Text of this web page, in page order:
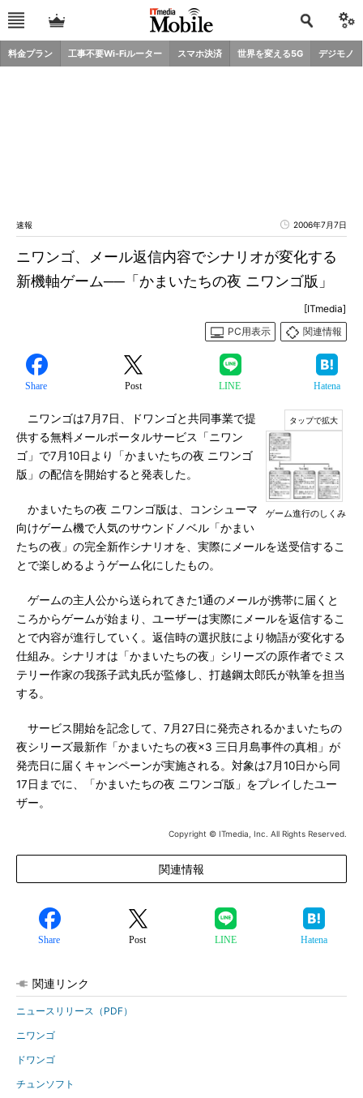
料金プラン 工事不要Wi-Fiルーター スマホ決済 世界を変える5G デジモノ
速報 2006年7月7日
ニワンゴ、メール返信内容でシナリオが変化する
新機軸ゲーム──「かまいたちの夜 ニワンゴ版」
[ITmedia]
PC用表示
関連情報
Share Post LINE Hatena
ゲーム進行のしくみ
ニワンゴは7月7日、ドワンゴと共同事業で提
供する無料メールポータルサービス「ニワン
ゴ」で7月10日より「かまいたちの夜 ニワンゴ
版」の配信を開始すると発表した。
かまいたちの夜 ニワンゴ版は、コンシューマ
向けゲーム機で人気のサウンドノベル「かまい
たちの夜」の完全新作シナリオを、実際にメールを送受信するこ
とで楽しめるようゲーム化にしたもの。
ゲームの主人公から送られてきた1通のメールが携帯に届くと
ころからゲームが始まり、ユーザーは実際にメールを返信するこ
とで内容が進行していく。返信時の選択肢により物語が変化する
仕組み。シナリオは「かまいたちの夜」シリーズの原作者でミス
テリー作家の我孫子武丸氏が監修し、打越鋼太郎氏が執筆を担当
する。
サービス開始を記念して、7月27日に発売されるかまいたちの
夜シリーズ最新作「かまいたちの夜×3 三日月島事件の真相」が
発売日に届くキャンペーンが実施される。対象は7月10日から同
17日までに、「かまいたちの夜 ニワンゴ版」をプレイしたユー
ザー。
Copyright © ITmedia, Inc. All Rights Reserved.
関連情報
Share Post LINE Hatena
関連リンク
ニュースリリース（PDF）
ニワンゴ
ドワンゴ
チュンソフト